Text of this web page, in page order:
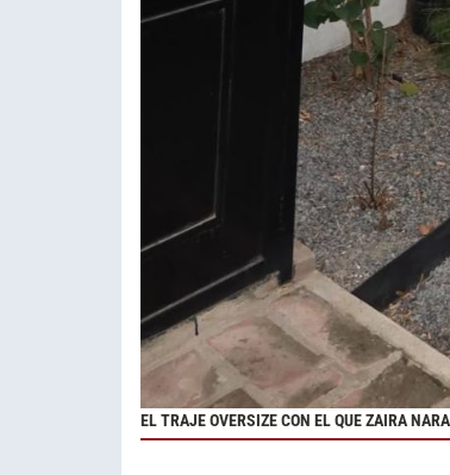
EL TRAJE OVERSIZE CON EL QUE ZAIRA